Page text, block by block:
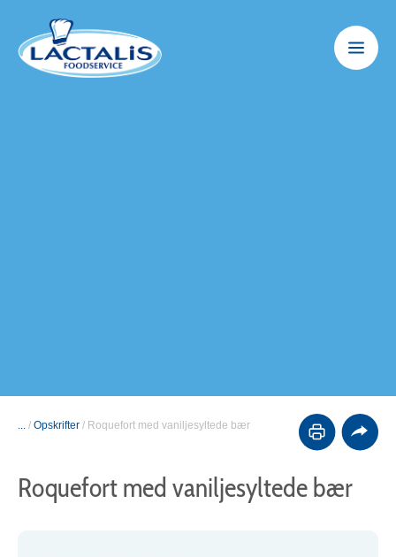
... / Opskrifter / Roquefort med vaniljesyltede bær
Roquefort med vaniljesyltede bær